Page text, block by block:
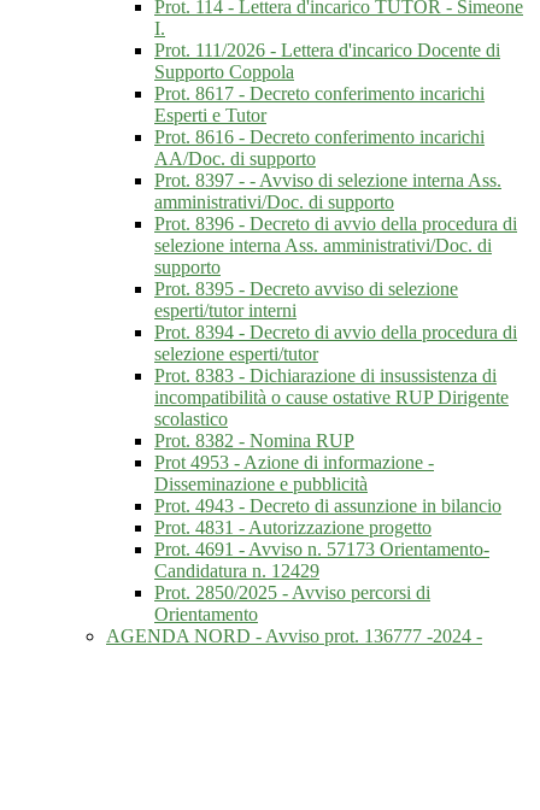
Prot. 114 - Lettera d'incarico TUTOR - Simeone
I.
Prot. 111/2026 - Lettera d'incarico Docente di
Supporto Coppola
Prot. 8617 - Decreto conferimento incarichi
Esperti e Tutor
Prot. 8616 - Decreto conferimento incarichi
AA/Doc. di supporto
Prot. 8397 - - Avviso di selezione interna Ass.
amministrativi/Doc. di supporto
Prot. 8396 - Decreto di avvio della procedura di
selezione interna Ass. amministrativi/Doc. di
supporto
Prot. 8395 - Decreto avviso di selezione
esperti/tutor interni
Prot. 8394 - Decreto di avvio della procedura di
selezione esperti/tutor
Prot. 8383 - Dichiarazione di insussistenza di
incompatibilità o cause ostative RUP Dirigente
scolastico
Prot. 8382 - Nomina RUP
Prot 4953 - Azione di informazione -
Disseminazione e pubblicità
Prot. 4943 - Decreto di assunzione in bilancio
Prot. 4831 - Autorizzazione progetto
Prot. 4691 - Avviso n. 57173 Orientamento-
Candidatura n. 12429
Prot. 2850/2025 - Avviso percorsi di
Orientamento
AGENDA NORD - Avviso prot. 136777 -2024 -